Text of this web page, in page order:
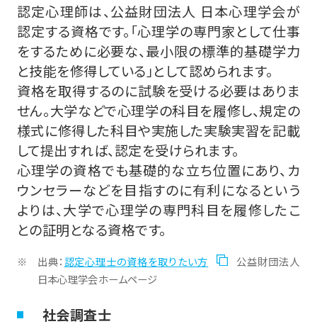
認定心理師は、公益財団法人 日本心理学会が
認定する資格です。「心理学の専門家として仕事
をするために必要な、最小限の標準的基礎学力
と技能を修得している」として認められます。
資格を取得するのに試験を受ける必要はありま
せん。大学などで心理学の科目を履修し、規定の
様式に修得した科目や実施した実験実習を記載
して提出すれば、認定を受けられます。
心理学の資格でも基礎的な立ち位置にあり、カ
ウンセラーなどを目指すのに有利になるという
よりは、大学で心理学の専門科目を履修したこ
との証明となる資格です。
出典：認定心理士の資格を取りたい方
公益財団法人
日本心理学会ホームページ
社会調査士